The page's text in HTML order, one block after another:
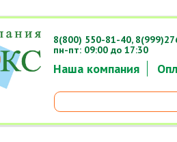
Наша компания
8(800) 550-81-40,
пн-пт: 09:00 до 17:30